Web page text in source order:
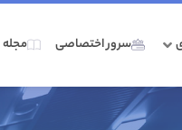
سرور اختصاصی مجله